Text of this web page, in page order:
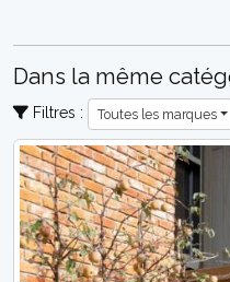
Dans la même
Filtres : Toutes les marques